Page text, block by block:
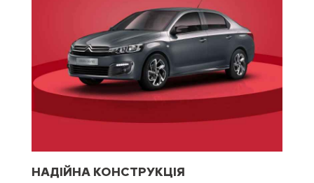
НАДІЙНА КОНСТРУКЦІЯ